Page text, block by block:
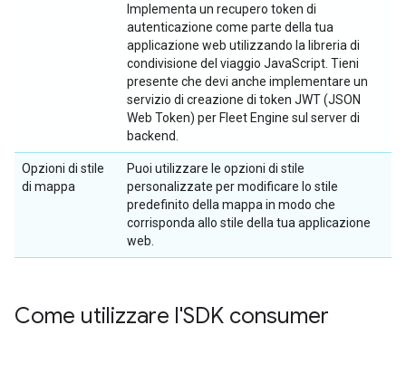
Implementa un recupero token di
autenticazione come parte della tua
applicazione web utilizzando la libreria di
condivisione del viaggio JavaScript. Tieni
presente che devi anche implementare un
servizio di creazione di token JWT (JSON
Web Token) per Fleet Engine sul server di
backend.
Opzioni di stile
di mappa
Puoi utilizzare le opzioni di stile
personalizzate per modificare lo stile
predefinito della mappa in modo che
corrisponda allo stile della tua applicazione
web.
Come utilizzare l'SDK consumer